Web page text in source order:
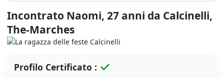
Incontrato Naomi, 27 anni da Calcinelli,
The-Marches
Profilo Certificato :